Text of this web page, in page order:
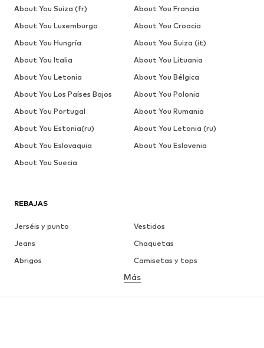
REBAJAS
Jerséis y punto
Vestidos
Jeans
Chaquetas
Abrigos
Camisetas y tops
Ropa interior
Faldas
Blusas y camisas
Más
About You Suiza (fr)
About You Francia
About You Luxemburgo
About You Croacia
About You Hungría
About You Suiza (it)
About You Italia
About You Lituania
About You Letonia
About You Bélgica
About You Los Países Bajos
About You Polonia
About You Portugal
About You Rumania
About You Estonia(ru)
About You Letonia (ru)
About You Eslovaquia
About You Eslovenia
About You Suecia